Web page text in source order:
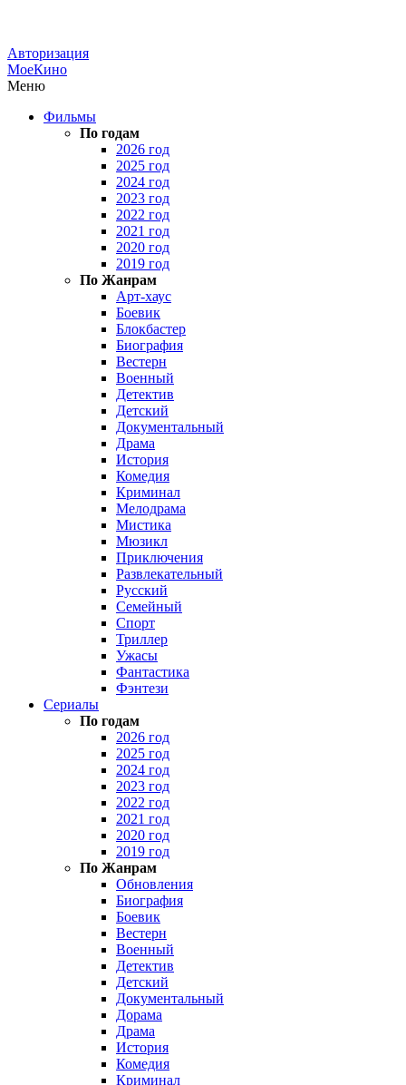
Авторизация
МоеКино
Меню
Фильмы
По годам
2026 год
2025 год
2024 год
2023 год
2022 год
2021 год
2020 год
2019 год
По Жанрам
Арт-хаус
Боевик
Блокбастер
Биография
Вестерн
Военный
Детектив
Детский
Документальный
Драма
История
Комедия
Криминал
Мелодрама
Мистика
Мюзикл
Приключения
Развлекательный
Русский
Семейный
Спорт
Триллер
Ужасы
Фантастика
Фэнтези
Сериалы
По годам
2026 год
2025 год
2024 год
2023 год
2022 год
2021 год
2020 год
2019 год
По Жанрам
Обновления
Биография
Боевик
Вестерн
Военный
Детектив
Детский
Документальный
Дорама
Драма
История
Комедия
Криминал